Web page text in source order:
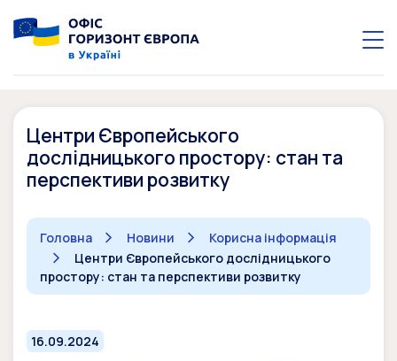
Центри Європейського
дослідницького простору: стан та
перспективи розвитку
Головна Новини
Корисна інформація
Центри Європейського дослідницького
простору: стан та перспективи розвитку
16.09.2024